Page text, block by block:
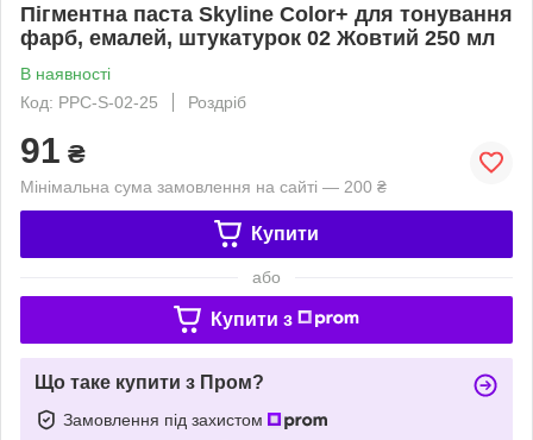
Пігментна паста Skyline Color+ для тонування
фарб, емалей, штукатурок 02 Жовтий 250 мл
В наявності
Код: PPC-S-02-25
Роздріб
91 ₴
Мінімальна сума замовлення на сайті — 200 ₴
Купити
або
Купити з
Що таке купити з Пром?
Замовлення під захистом